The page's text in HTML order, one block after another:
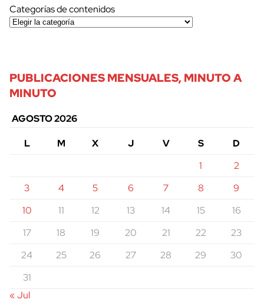
Categorías de contenidos
PUBLICACIONES MENSUALES, MINUTO A
MINUTO
AGOSTO 2026
L
M X J V S
D
1
2
3
4 5 6 7 8
9
10
11 12 13 14 15
16
17
18 19 20 21 22
23
24
25 26 27 28 29
30
31
« Jul